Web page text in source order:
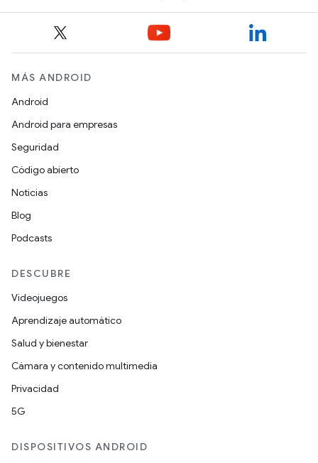
MÁS ANDROID
Android
Android para empresas
Seguridad
Código abierto
Noticias
Blog
Podcasts
DESCUBRE
Videojuegos
Aprendizaje automático
Salud y bienestar
Cámara y contenido multimedia
Privacidad
5G
DISPOSITIVOS ANDROID